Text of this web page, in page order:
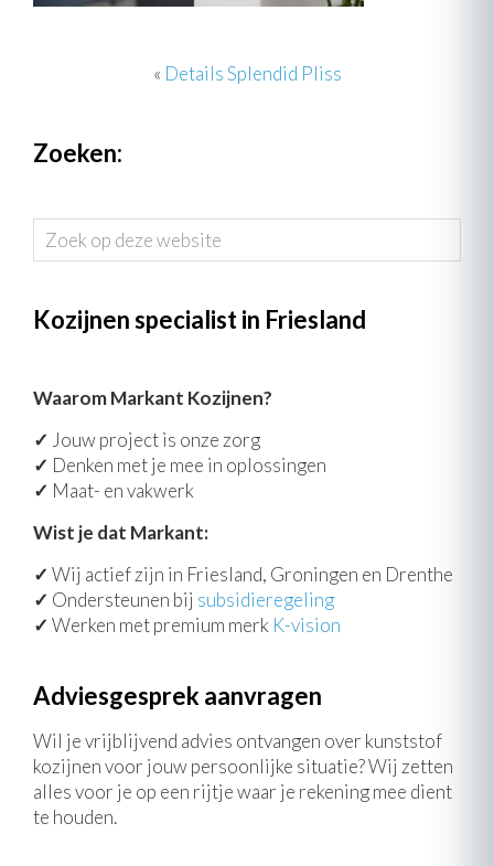
« Details Splendid Pliss
Zoeken:
Zoek
op
website
Kozijnen specialist in Friesland
Waarom Markant Kozijnen?
✓ Jouw project is onze zorg
✓ Denken met je mee in oplossingen
✓ Maat- en vakwerk
Wist je dat Markant:
✓ Wij actief zijn in Friesland, Groningen en Drenthe
✓ Ondersteunen bij subsidieregeling
✓ Werken met premium merk K-vision
Adviesgesprek aanvragen
Wil je vrijblijvend advies ontvangen over kunststof
kozijnen voor jouw persoonlijke situatie? Wij zetten
alles voor je op een rijtje waar je rekening mee dient
te houden.